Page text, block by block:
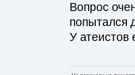
Вопрос
попытался
У атеистов